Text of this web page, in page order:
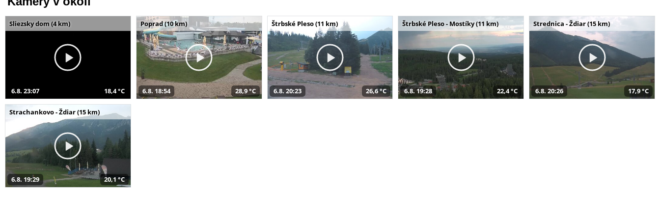
Sliezsky dom (4 km)
6.8. 23:07 18,4 °C
Poprad (10 km)
6.8. 18:54 28,9 °C
Štrbské Pleso (11 km)
6.8. 20:23 26,6 °C
Štrbské Pleso - Mostíky (11 km)
6.8. 19:28 22,4 °C
Strednica - Ždiar (15 km)
6.8. 20:26 17,9 °C
Strachankovo - Ždiar (15 km)
6.8. 19:29 20,1 °C